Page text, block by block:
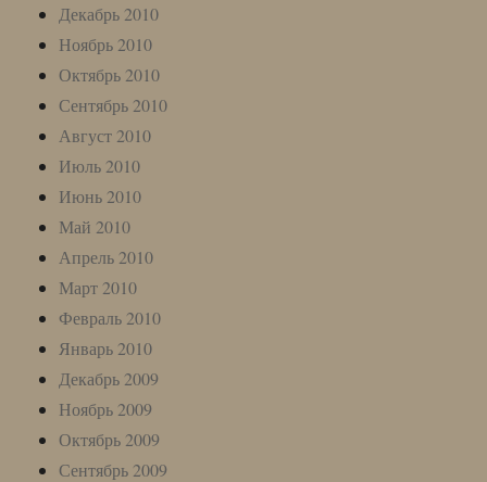
Декабрь 2010
Ноябрь 2010
Октябрь 2010
Сентябрь 2010
Август 2010
Июль 2010
Июнь 2010
Май 2010
Апрель 2010
Март 2010
Февраль 2010
Январь 2010
Декабрь 2009
Ноябрь 2009
Октябрь 2009
Сентябрь 2009